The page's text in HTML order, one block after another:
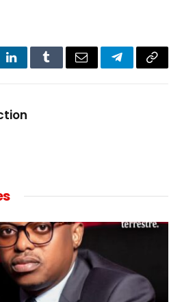
LinkedInTumblrEmail TelegramCopy